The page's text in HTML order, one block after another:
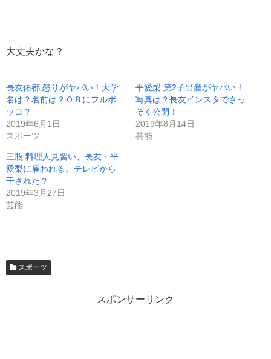
大丈夫かな？
長友佑都 怒りがヤバい！大学
名は？名前は？ＯＢにフルボ
ッコ？
2019年6月1日
スポーツ
平愛梨 第2子出産がヤバい！
写真は？長友インスタでさっ
そく公開！
2019年8月14日
芸能
三瓶 料理人見習い、長友・平
愛梨に雇われる。テレビから
干された？
2019年3月27日
芸能
スポーツ
スポンサーリンク